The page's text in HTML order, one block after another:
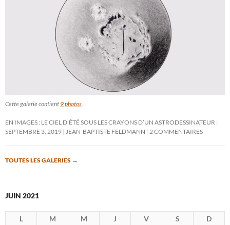
Cette galerie contient 9 photos
EN IMAGES : LE CIEL D’ÉTÉ SOUS LES CRAYONS D’UN ASTRODESSINATEUR
SEPTEMBRE 3, 2019
JEAN-BAPTISTE FELDMANN 2 COMMENTAIRES
TOUTES LES GALERIES →
JUIN 2021
L M M J V S D